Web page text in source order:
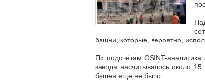
башни, которые, вероятно,
По подсчётам OSINT-
завода насчитывалось около
башен ещё не было.